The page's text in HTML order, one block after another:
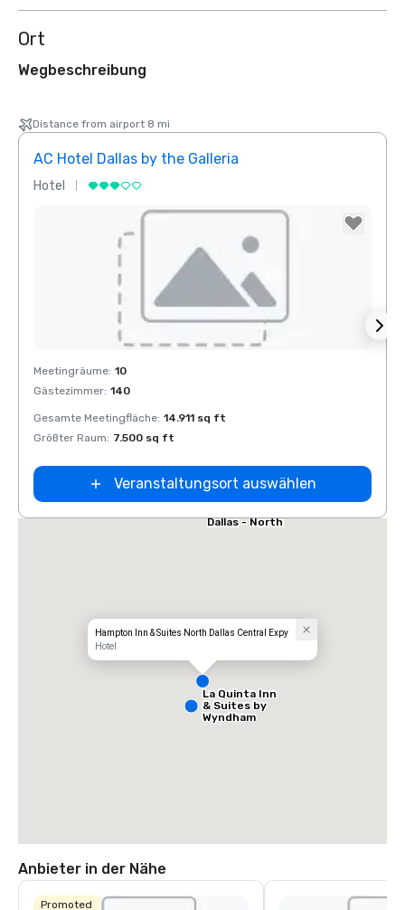
Ort
Wegbeschreibung
Distance from airport 8 mi
AC Hotel Dallas by the Galleria
Hotel
Removed from favorites
Meetingräume: 10
Gästezimmer: 140
Gesamte Meetingfläche: 14.911 sq ft
Größter Raum: 7.500 sq ft
Veranstaltungsort auswählen
Hampton Inn & Suites North Dallas Central Expy
Hotel
Dallas
Galleria
La Quinta Inn
& Suites by
Wyndham
Dallas North
Dallas - North
Anbieter in der Nähe
Promoted